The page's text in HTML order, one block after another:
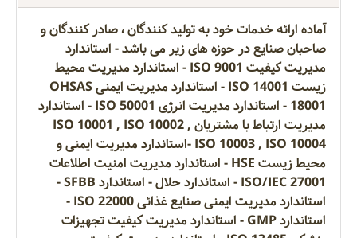
آماده ارائه خدمات خود به تولید کنندگان ، صادر کنندگان و
صاحبان صنایع در حوزه های زیر می باشد - استاندارد
مدیریت کیفیت ISO 9001 - استاندارد مدیریت محیط
زیست ISO 14001 - استاندارد مدیریت ایمنی OHSAS
18001 - استاندارد مدیریت انرژی ISO 50001 - استاندارد
مدیریت ارتباط با مشتریان ISO 10001 , ISO 10002 ,
ISO 10003 , ISO 10004 -استاندارد مدیریت ایمنی و
محیط زیست HSE - استاندارد مدیریت امنیت اطلاعات
ISO/IEC 27001 - استاندارد حلال - استاندارد SFBB -
استاندارد مدیریت ایمنی صنایع غذائی ISO 22000 -
استاندارد GMP - استاندارد مدیریت کیفیت تجهیزات